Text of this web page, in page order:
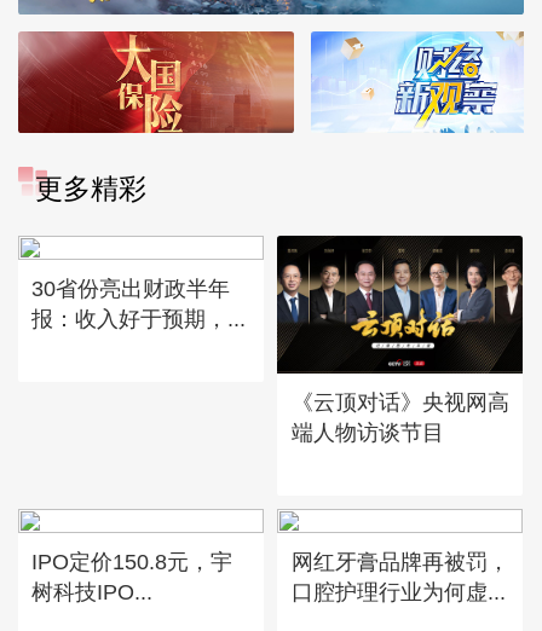
更多精彩
30省份亮出财政半年
报：收入好于预期，...
《云顶对话》央视网高
端人物访谈节目
IPO定价150.8元，宇
树科技IPO...
网红牙膏品牌再被罚，
口腔护理行业为何虚...